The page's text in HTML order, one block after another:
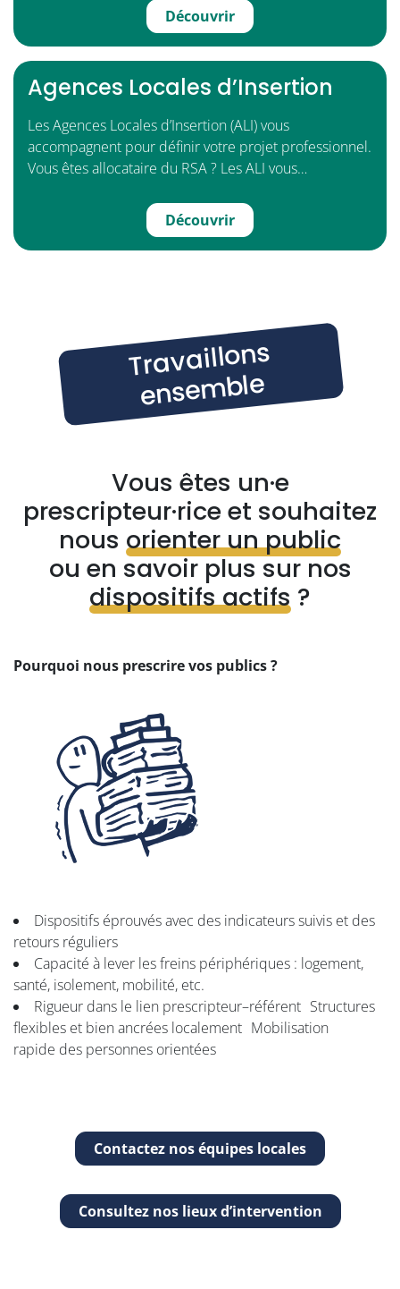
Découvrir
Agences Locales d’Insertion
Les Agences Locales d’Insertion (ALI) vous
accompagnent pour définir votre projet professionnel.
Vous êtes allocataire du RSA ? Les ALI vous…
Découvrir
Tr
av
aillons
ense
mble
Vous êtes un·e
prescripteur·rice et souhaitez
nous orienter un public
ou en savoir plus sur nos
dispositifs actifs ?
Pourquoi nous prescrire vos publics ?
Dispositifs éprouvés avec des indicateurs suivis et des
retours réguliers
Capacité à lever les freins périphériques : logement,
santé, isolement, mobilité, etc.
Rigueur dans le lien prescripteur–référent Structures
flexibles et bien ancrées localement Mobilisation
rapide des personnes orientées
Contactez nos équipes locales
Consultez nos lieux d’intervention